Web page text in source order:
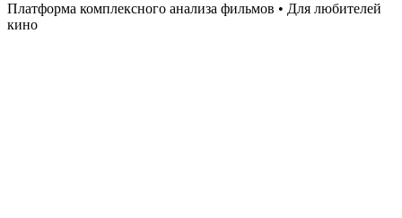
Платформа комплексного анализа фильмов • Для любителей
кино